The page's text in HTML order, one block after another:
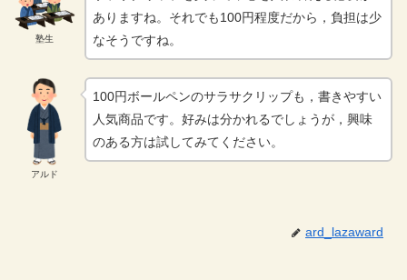
塾生
ありますね。それでも100円程度だから，負担は少
なそうですね。
アルド
100円ボールペンのサラサクリップも，書きやすい
人気商品です。好みは分かれるでしょうが，興味
のある方は試してみてください。
ard_lazaward